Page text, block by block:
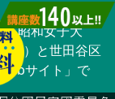
・昭和女子大
学）と世田谷区
サイト」で